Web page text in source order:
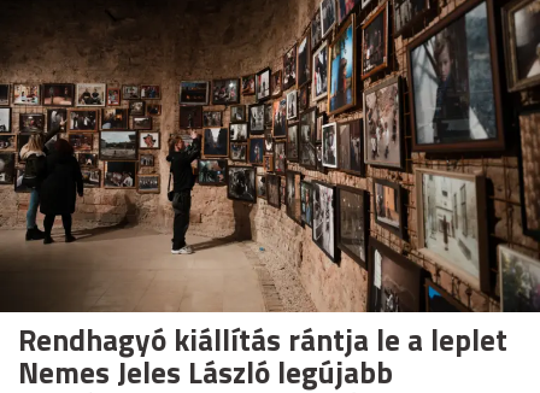
Rendhagyó kiállítás rántja le a leplet
Nemes Jeles László legújabb